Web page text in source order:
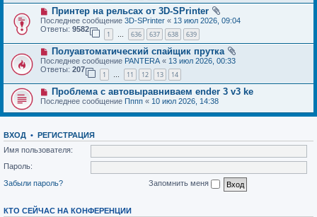
Принтер на рельсах от 3D-SPrinter
Последнее сообщение 3D-SPrinter « 13 июл 2026, 09:04
Ответы: 9582
1 … 636 637 638 639
Полуавтоматический спайщик прутка
Последнее сообщение PANTERA « 13 июл 2026, 00:33
Ответы: 207
1 … 11 12 13 14
Проблема с автовыравниваем ender 3 v3 ke
Последнее сообщение Пппп « 10 июл 2026, 14:38
ВХОД • РЕГИСТРАЦИЯ
Имя пользователя:
Пароль:
Забыли пароль?
Запомнить меня
КТО СЕЙЧАС НА КОНФЕРЕНЦИИ